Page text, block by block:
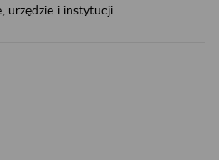
urzędzie i instytucji.